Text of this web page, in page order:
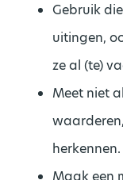
Gebruik
uitingen,
ze al (te)
Meet niet
herkennen.